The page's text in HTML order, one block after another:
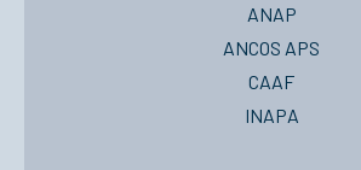
ANAP
ANCOS APS
CAAF
INAPA